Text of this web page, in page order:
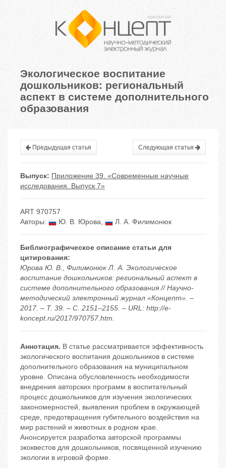
Экологическое воспитание
дошкольников: региональный
аспект в системе дополнительного
образования
Предыдущая статья Следующая статья
Выпуск: Приложение 39. «Современные научные
исследования. Выпуск 7»
ART 970757
Авторы:
Ю. В. Юрова, Л. А. Филимонюк
Библиографическое описание статьи для
цитирования:
Юрова Ю. В., Филимонюк Л. А. Экологическое
воспитание дошкольников: региональный аспект в
системе дополнительного образования // Научно-
методический электронный журнал «Концепт». –
2017. – Т. 39. – С. 2151–2155. – URL: http://e-
koncept.ru/2017/970757.htm.
Аннотация. В статье рассматривается эффективность
экологического воспитания дошкольников в системе
дополнительного образования на муниципальном
уровне. Описана обусловленность необходимости
внедрения авторских программ в воспитательный
процесс дошкольников для изучения экологических
закономерностей, выявления проблем в окружающей
среде, предотвращения губительного воздействия на
мир растений и животных в родном крае.
Анонсируется разработка авторской программы
экоквестов для дошкольников, посвященной изучению
экологии в игровой форме.